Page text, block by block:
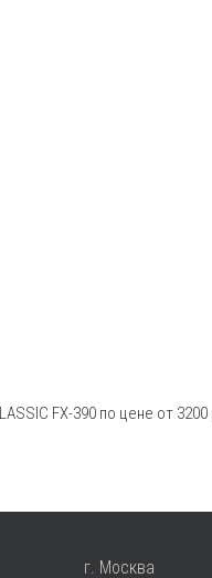
FX-390 по цене от 3200
г. Москва